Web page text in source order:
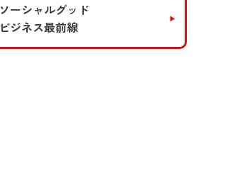
ソーシャルグッド
ビジネス最前線